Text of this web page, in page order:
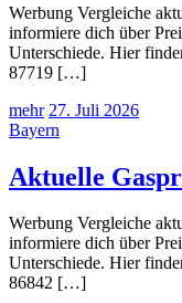
Werbung Vergleiche
informiere dich über
Unterschiede. Hier
87719 […]
mehr 27. Juli 2026
Bayern
Aktuelle
Werbung Vergleiche
informiere dich über
Unterschiede. Hier
86842 […]